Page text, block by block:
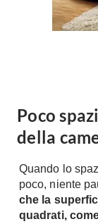
Moka
Mobili
Pareti
Porta
Poco
della
Quando lo
poco, niente
che la
quadrati,